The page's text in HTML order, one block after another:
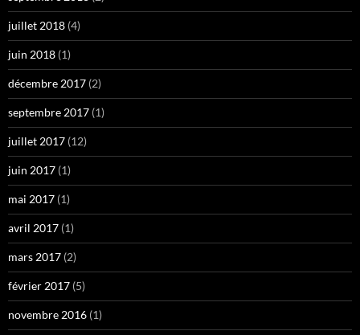
juillet 2018 (4)
juin 2018 (1)
décembre 2017 (2)
septembre 2017 (1)
juillet 2017 (12)
juin 2017 (1)
mai 2017 (1)
avril 2017 (1)
mars 2017 (2)
février 2017 (5)
novembre 2016 (1)